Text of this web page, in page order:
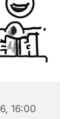
16:00